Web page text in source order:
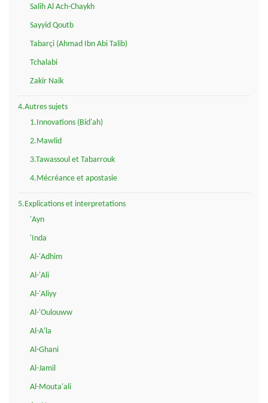
Salih Al Ach-Chaykh
Sayyid Qoutb
Tabarçi (Ahmad Ibn Abi Talib)
Tchalabi
Zakir Naik
4.Autres sujets
1.Innovations (Bid'ah)
2.Mawlid
3.Tawassoul et Tabarrouk
4.Mécréance et apostasie
5.Explications et interpretations
'Ayn
'Inda
Al-'Adhim
Al-'Ali
Al-'Aliyy
Al-'Oulouww
Al-A'la
Al-Ghani
Al-Jamil
Al-Mouta'ali